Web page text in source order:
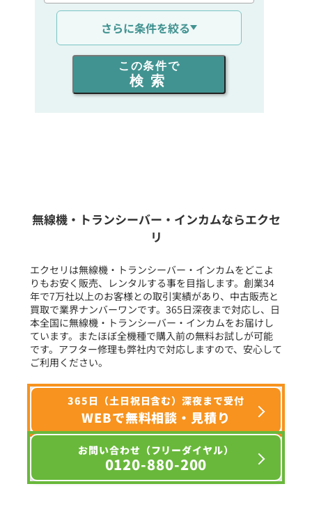
通信距離を選ぶ
出力を選ぶ
同時通話人数を選ぶ
フリーワード入力(製品名等)
選択条件をリセット
さらに条件を絞る
この条件で
検索
無線機・トランシーバー・インカムならエクセ
リ
エクセリは無線機・トランシーバー・インカムをどこよ
りもお安く販売、レンタルする事を目指します。創業34
年で7万社以上のお客様との取引実績があり、中古販売と
買取で業界ナンバーワンです。365日深夜まで対応し、日
本全国に無線機・トランシーバー・インカムをお届けし
ています。またほぼ全機種で購入前の無料お試しが可能
です。アフター修理も弊社内で対応しますので、安心して
ご利用ください。
365日（土日祝日含む）深夜まで受付
WEBで無料相談・見積り
お問い合わせ（フリーダイヤル）
0120-880-200